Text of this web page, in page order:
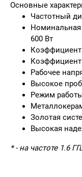
Основные
Частотный
600 Вт
Коэффициент
Рабочее
Высокое
Режим
Золотая
Высокая
* - на частоте 1.6